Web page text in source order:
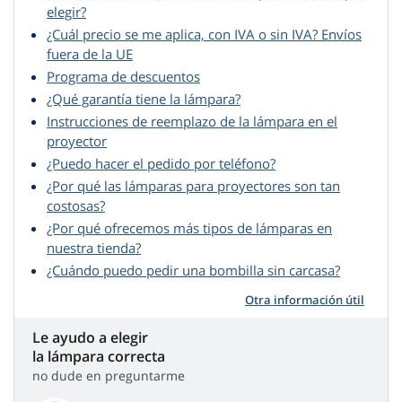
elegir?
¿Cuál precio se me aplica, con IVA o sin IVA? Envíos
fuera de la UE
Programa de descuentos
¿Qué garantía tiene la lámpara?
Instrucciones de reemplazo de la lámpara en el
proyector
¿Puedo hacer el pedido por teléfono?
¿Por qué las lámparas para proyectores son tan
costosas?
¿Por qué ofrecemos más tipos de lámparas en
nuestra tienda?
¿Cuándo puedo pedir una bombilla sin carcasa?
Otra información útil
Le ayudo a elegir
la lámpara correcta
no dude en preguntarme